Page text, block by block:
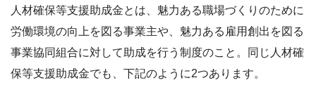
人材確保等支援助成金とは、魅力ある職場づくりのために
労働環境の向上を図る事業主や、魅力ある雇用創出を図る
事業協同組合に対して助成を行う制度のこと。同じ人材確
保等支援助成金でも、下記のように2つあります。